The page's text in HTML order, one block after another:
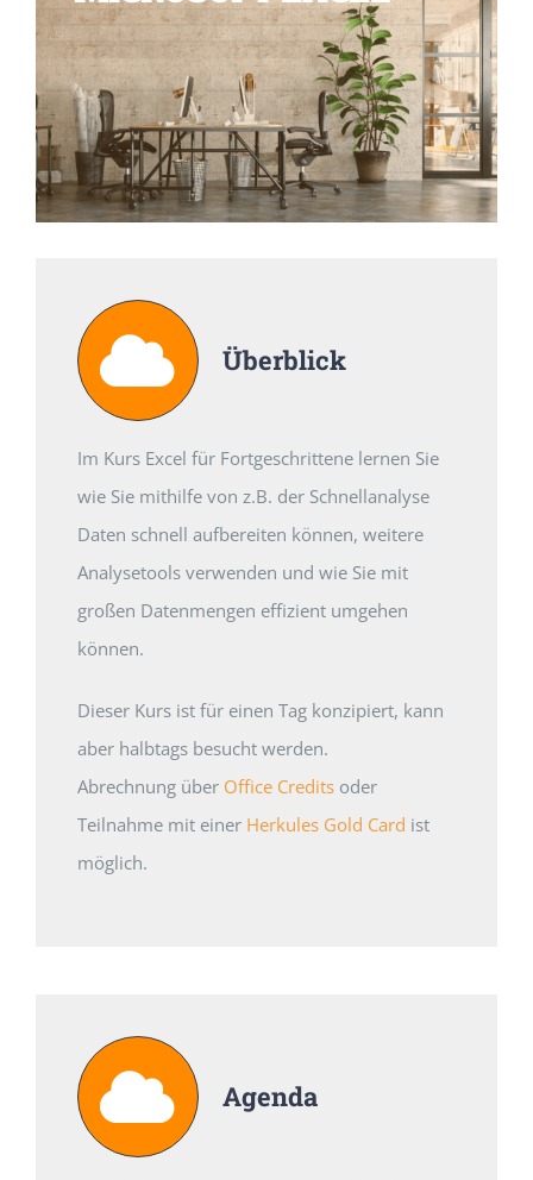
Überblick
Im Kurs Excel für Fortgeschrittene lernen Sie
wie Sie mithilfe von z.B. der Schnellanalyse
Daten schnell aufbereiten können, weitere
Analysetools verwenden und wie Sie mit
großen Datenmengen effizient umgehen
können.
Dieser Kurs ist für einen Tag konzipiert, kann
aber halbtags besucht werden.
Abrechnung über Office Creditsoder
Teilnahme mit einer Herkules Gold Card ist
möglich.
Agenda